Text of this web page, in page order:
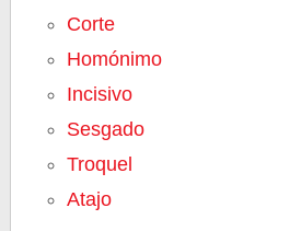
Corte
Homónimo
Incisivo
Sesgado
Troquel
Atajo